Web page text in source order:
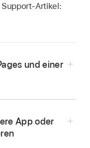
Artikel:
und einer
der du Inhalte
dem
App oder